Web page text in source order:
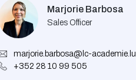
Marjorie Barbosa
Sales Officer
marjorie.barbosa@lc-academie.lu
+352 28 10 99 505